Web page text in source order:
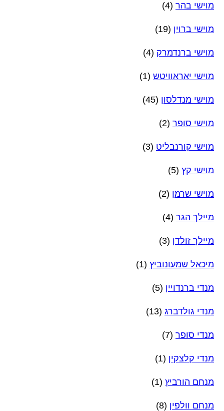
מוישי בהר (4)
מוישי ברוין (19)
מוישי ברנדמרק (4)
מוישי יאראוויטש (1)
מוישי מנדלסון (45)
מוישי סופר (2)
מוישי קורנבליט (3)
מוישי קץ (5)
מוישי שרמן (2)
מיילך הגר (4)
מיילך זולדן (3)
מיכאל שמעונוביץ (1)
מנדי ברנדויין (5)
מנדי גולדברג (13)
מנדי סופר (7)
מנדי קלצקין (1)
מנחם הורביץ (1)
מנחם וולפין (8)